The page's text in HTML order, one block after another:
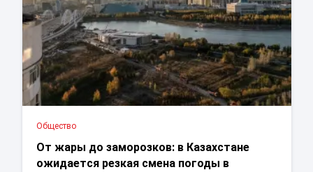
Общество
От жары до заморозков: в Казахстане
ожидается резкая смена погоды в